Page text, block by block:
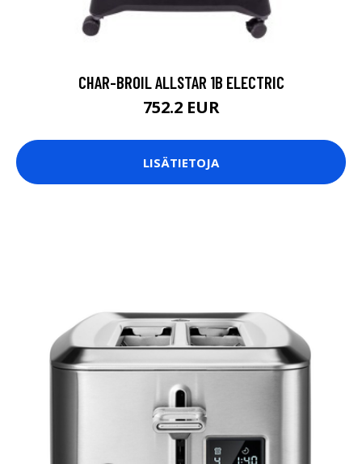
CHAR-BROIL ALLSTAR 1B ELECTRIC
752.2 EUR
LISÄTIETOJA